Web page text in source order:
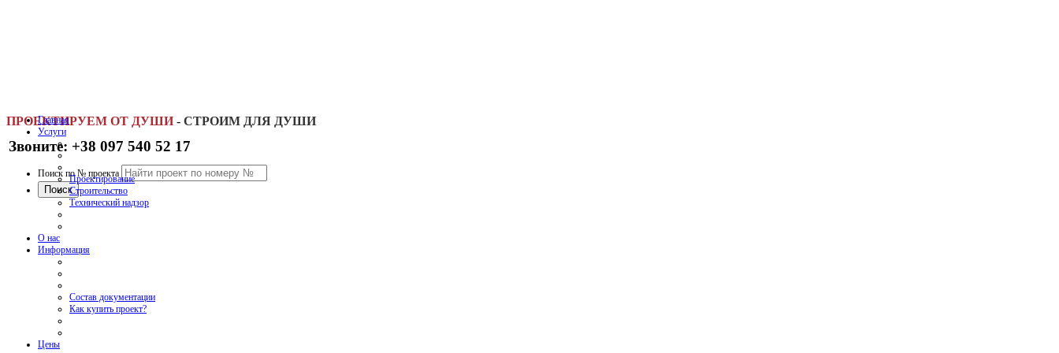
ПРОЕКТИРУЕМ ОТ ДУШИ - СТРОИМ ДЛЯ ДУШИ
Звоните: +38 097 540 52 17
Поиск по № проекта
Главная
Услуги
Проектирование
Строительство
Технический надзор
О нас
Информация
Состав документации
Как купить проект?
Цены